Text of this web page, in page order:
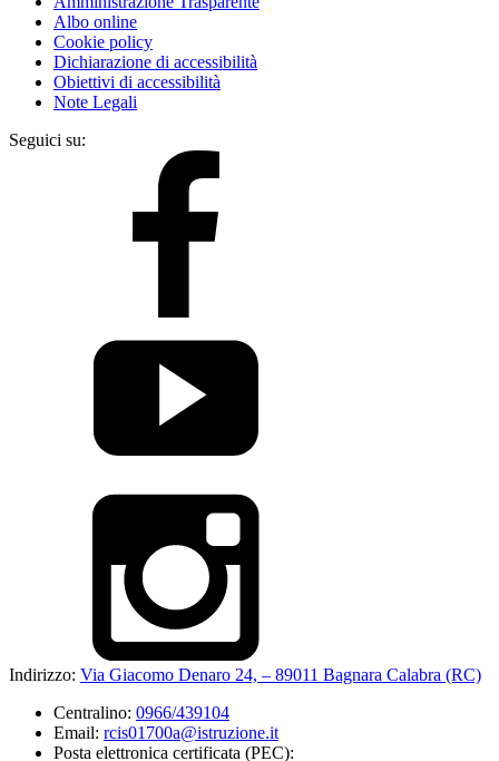
Albo online
Cookie policy
Dichiarazione di accessibilità
Obiettivi di accessibilità
Note Legali
Seguici su:
Indirizzo: Via Giacomo Denaro 24, – 89011 Bagnara Calabra (RC)
Centralino: 0966/439104
Email: rcis01700a@istruzione.it
Posta elettronica certificata (PEC):